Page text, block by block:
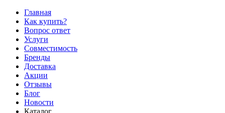
Главная
Как купить?
Вопрос ответ
Услуги
Совместимость
Бренды
Доставка
Акции
Отзывы
Блог
Новости
Каталог